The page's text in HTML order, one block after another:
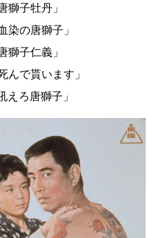
子牡丹」
の唐獅子」
子仁義」
で貰います」
ろ唐獅子」